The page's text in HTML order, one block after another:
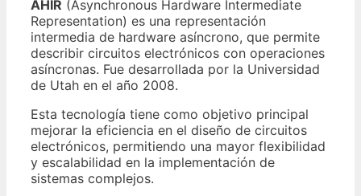
AHIR (Asynchronous Hardware Intermediate
Representation) es una representación
intermedia de hardware asíncrono, que permite
describir circuitos electrónicos con operaciones
asíncronas. Fue desarrollada por la Universidad
de Utah en el año 2008.
Esta tecnología tiene como objetivo principal
mejorar la eficiencia en el diseño de circuitos
electrónicos, permitiendo una mayor flexibilidad
y escalabilidad en la implementación de
sistemas complejos.